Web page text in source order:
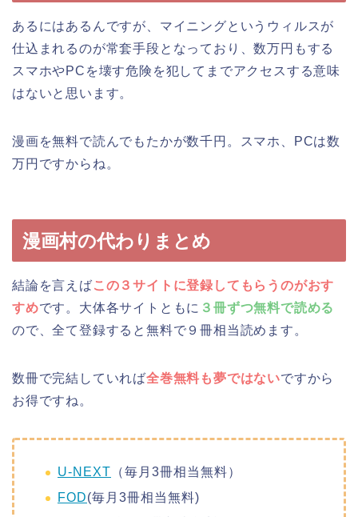
あるにはあるんですが、マイニングというウィルスが
仕込まれるのが常套手段となっており、数万円もする
スマホやPCを壊す危険を犯してまでアクセスする意味
はないと思います。
漫画を無料で読んでもたかが数千円。スマホ、PCは数
万円ですからね。
漫画村の代わりまとめ
結論を言えばこの３サイトに登録してもらうのがおす
すめです。大体各サイトともに ３冊ずつ無料で読める
ので、全て登録すると無料で９冊相当読めます。
数冊で完結していれば全巻無料も夢ではないですから
お得ですね。
U-NEXT （毎月3冊相当無料）
FOD(毎月3冊相当無料)